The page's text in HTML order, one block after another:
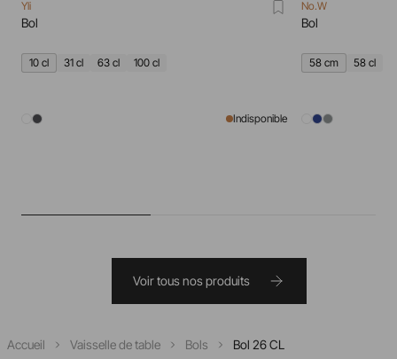
Yli
Bol
10 cl 31 cl 63 cl 100 cl
Indisponible
No.W
Bol
58 cm 58 cl
Voir tous nos produits
Accueil Vaisselle de table Bols Bol 26 CL